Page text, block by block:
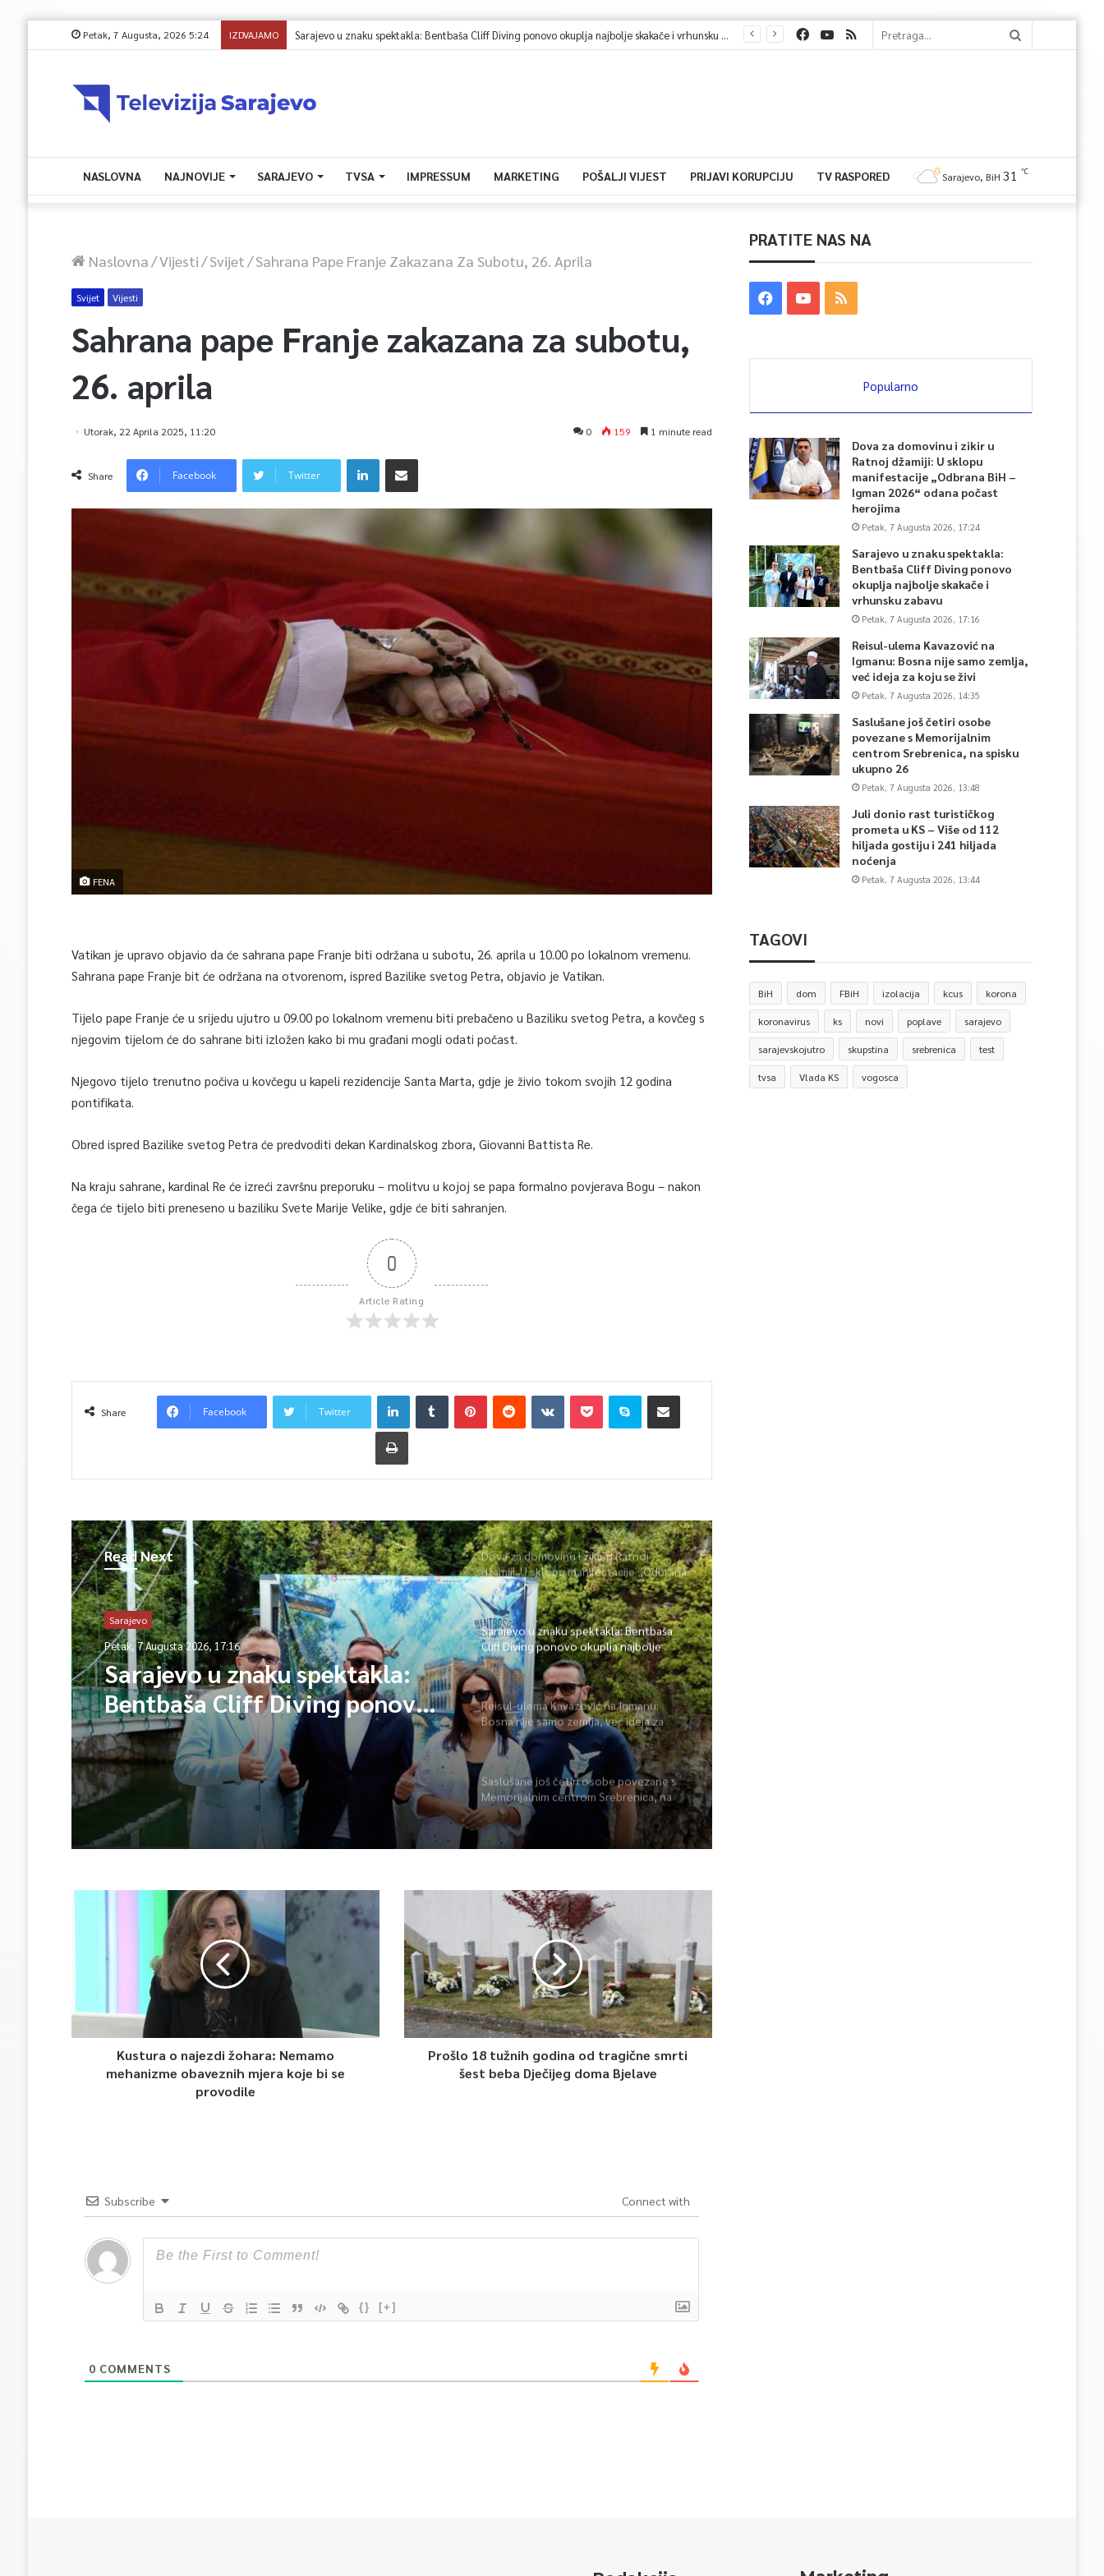
Petak, 7 Augusta, 2026 5:24 IZDVAJAMO Reisul-ulema Kavazović na Igmanu: Bosna nije samo zemlja, već ideja za koju se živi
NASLOVNA NAJNOVIJE SARAJEVO TVSA IMPRESSUM MARKETING POŠALJI VIJEST PRIJAVI KORUPCIJU TV RASPORED Sarajevo, BiH 31 ℃
Naslovna/Vijesti/Svijet/Sahrana Pape Franje Zakazana Za Subotu, 26. Aprila
Svijet Vijesti
Sahrana pape Franje zakazana za subotu,
26. aprila
Utorak, 22 Aprila 2025, 11:20 0 159 1 minute read
Share Facebook Twitter
FENA
Vatikan je upravo objavio da će sahrana pape Franje biti održana u subotu, 26. aprila u 10.00 po lokalnom vremenu.
Sahrana pape Franje bit će održana na otvorenom, ispred Bazilike svetog Petra, objavio je Vatikan.
Tijelo pape Franje će u srijedu ujutro u 09.00 po lokalnom vremenu biti prebačeno u Baziliku svetog Petra, a kovčeg s
njegovim tijelom će do sahrane biti izložen kako bi mu građani mogli odati počast.
Njegovo tijelo trenutno počiva u kovčegu u kapeli rezidencije Santa Marta, gdje je živio tokom svojih 12 godina
pontifikata.
Obred ispred Bazilike svetog Petra će predvoditi dekan Kardinalskog zbora, Giovanni Battista Re.
Na kraju sahrane, kardinal Re će izreći završnu preporuku – molitvu u kojoj se papa formalno povjerava Bogu – nakon
čega će tijelo biti preneseno u baziliku Svete Marije Velike, gdje će biti sahranjen.
0
Article Rating
Share Facebook Twitter
Read Next
Sarajevo
Petak, 7 Augusta 2026, 17:16
Sarajevo u znaku spektakla:
Bentbaša Cliff Diving ponovo
okuplja najbolje skakače i
vrhunsku zabavu
Dova za domovinu i zikir u Ratnoj
džamiji: U sklopu manifestacije „Odbrana
BiH – Igman 2026“ odana počast
herojima
Sarajevo u znaku spektakla: Bentbaša
Cliff Diving ponovo okuplja najbolje
skakače i vrhunsku zabavu
Reisul-ulema Kavazović na Igmanu:
Bosna nije samo zemlja, već ideja za
koju se živi
Saslušane još četiri osobe povezane s
Memorijalnim centrom Srebrenica, na
spisku ukupno 26
Kustura o najezdi žohara: Nemamo
mehanizme obaveznih mjera koje bi se
provodile
Prošlo 18 tužnih godina od tragične smrti
šest beba Dječijeg doma Bjelave
Subscribe Connect with
{} [+]
0 COMMENTS
PRATITE NAS NA
Popularno
Dova za domovinu i zikir u
Ratnoj džamiji: U sklopu
manifestacije „Odbrana BiH –
Igman 2026“ odana počast
herojima
Petak, 7 Augusta 2026, 17:24
Sarajevo u znaku spektakla:
Bentbaša Cliff Diving ponovo
okuplja najbolje skakače i
vrhunsku zabavu
Petak, 7 Augusta 2026, 17:16
Reisul-ulema Kavazović na
Igmanu: Bosna nije samo zemlja,
već ideja za koju se živi
Petak, 7 Augusta 2026, 14:35
Saslušane još četiri osobe
povezane s Memorijalnim
centrom Srebrenica, na spisku
ukupno 26
Petak, 7 Augusta 2026, 13:48
Juli donio rast turističkog
prometa u KS – Više od 112
hiljada gostiju i 241 hiljada
noćenja
Petak, 7 Augusta 2026, 13:44
TAGOVI
BiH dom FBiH izolacija kcus korona
koronavirus ks novi poplave sarajevo
sarajevskojutro skupstina srebrenica test
tvsa Vlada KS vogosca